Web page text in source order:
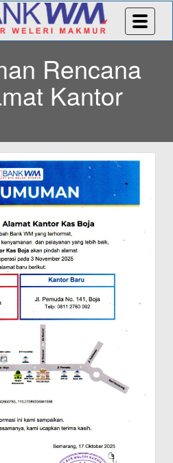
Rencana
Kantor